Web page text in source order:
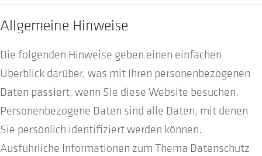
Unternehmen
öffnen
Shop
Allgemeine Hinweise
Die folgenden Hinweise geben einen einfachen
Überblick darüber, was mit Ihren personenbezogenen
Daten passiert, wenn Sie diese Website besuchen.
Personenbezogene Daten sind alle Daten, mit denen
Sie persönlich identifiziert werden können.
Ausführliche Informationen zum Thema Datenschutz